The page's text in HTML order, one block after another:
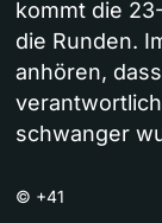
kommt die
die Runden.
anhören,
schwanger
© +41